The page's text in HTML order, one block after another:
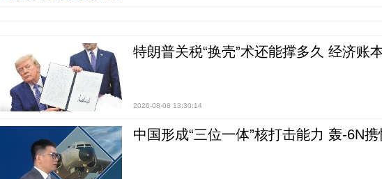
特朗普关税“换壳”术还能撑多久 经济账
2026-08-08 13:30:14
中国形成“三位一体”核打击能力 轰-6N